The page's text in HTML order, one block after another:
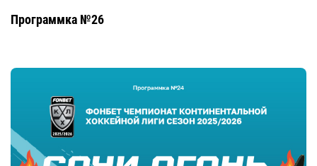
Программка №26